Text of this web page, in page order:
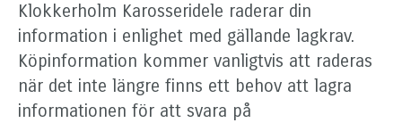
Klokkerholm Karosseridele raderar din
information i enlighet med gällande lagkrav.
Köpinformation kommer vanligtvis att raderas
när det inte längre finns ett behov att lagra
informationen för att svara på